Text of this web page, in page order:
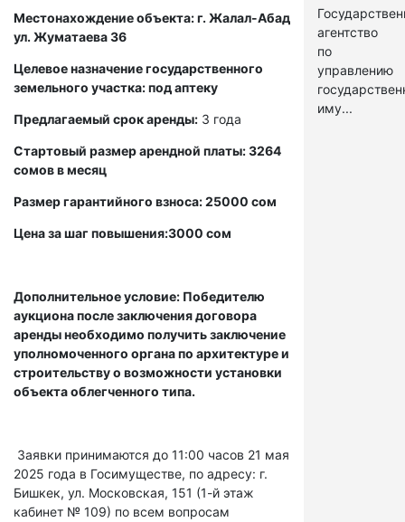
Местонахождение объекта: г. Жалал-Абад
ул. Жуматаева 36
Целевое назначение государственного
земельного участка: под аптеку
Предлагаемый срок аренды: 3 года
Стартовый размер арендной платы: 3264
сомов в месяц
Размер гарантийного взноса: 25000 сом
Цена за шаг повышения:3000 сом
Дополнительное условие: Победителю
аукциона после заключения договора
аренды необходимо получить заключение
уполномоченного органа по архитектуре и
строительству о возможности установки
объекта облегченного типа.
Заявки принимаются до 11:00 часов 21 мая
2025 года в Госимуществе, по адресу: г.
Бишкек, ул. Московская, 151 (1-й этаж
кабинет № 109) по всем вопросам
агентство
по
управлению
иму...